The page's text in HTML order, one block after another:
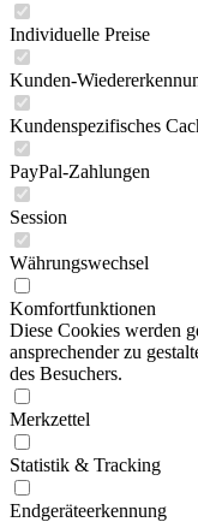
Individuelle Preise
Kunden-
Kundenspezifisches
PayPal-Zahlungen
Session
Währungswechsel
Komfortfunktionen
Diese Cookies werden
ansprechender zu
des Besuchers.
Merkzettel
Statistik & Tracking
Endgeräteerkennung